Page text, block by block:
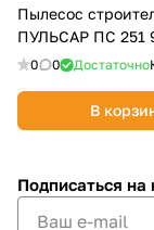
Пылесос
ПУЛЬСАР ПС 251
0 0 Достаточно
В
Подписаться на